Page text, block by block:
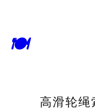
🍽
高滑轮绳